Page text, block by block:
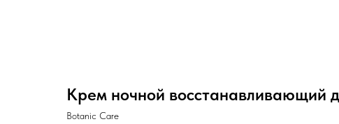
Крем ночной восстанавливающий
Botanic Care